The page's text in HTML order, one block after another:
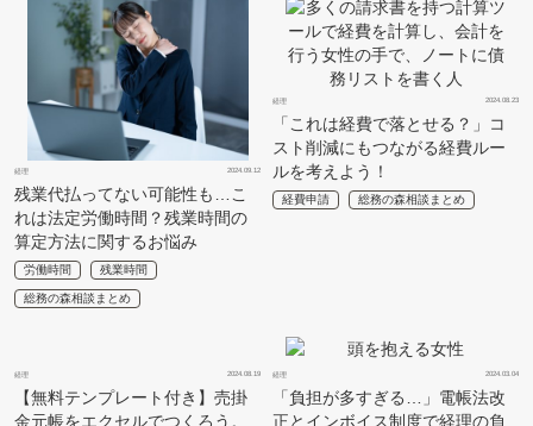
経理 2024.09.12
残業代払ってない可能性も…こ
れは法定労働時間？残業時間の
算定方法に関するお悩み
労働時間 残業時間
総務の森相談まとめ
経理 2024.08.23
「これは経費で落とせる？」コ
スト削減にもつながる経費ルー
ルを考えよう！
経費申請 総務の森相談まとめ
経理 2024.08.19
【無料テンプレート付き】売掛
金元帳をエクセルでつくろう。
経理 2024.03.04
「負担が多すぎる…」電帳法改
正とインボイス制度で経理の負